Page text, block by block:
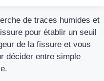
de traces humides et
pour établir un seuil
de la fissure et vous
décider entre simple